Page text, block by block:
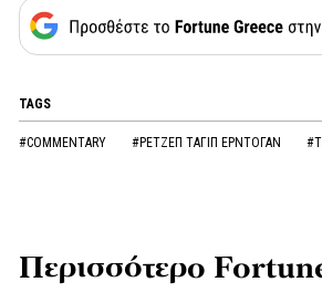
TAGS
#COMMENTARY #ΡΕΤΖΕΠ ΤΑΓΙΠ ΕΡΝΤΟΓΑΝ
Περισσότερο